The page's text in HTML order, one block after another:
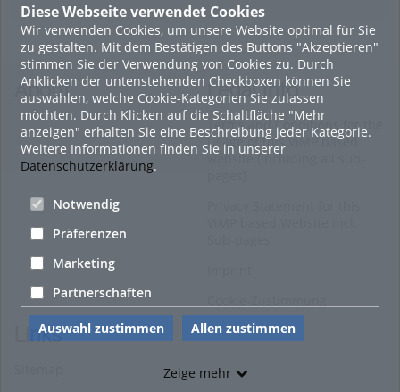
Diese Webseite verwendet Cookies
Wir verwenden Cookies, um unsere Website optimal für Sie
zu gestalten. Mit dem Bestätigen des Buttons "Akzeptieren"
stimmen Sie der Verwendung von Cookies zu. Durch
Anklicken der untenstehenden Checkboxen können Sie
auswählen, welche Cookie-Kategorien Sie zulassen
möchten. Durch Klicken auf die Schaltfläche "Mehr
anzeigen" erhalten Sie eine Beschreibung jeder Kategorie.
Weitere Informationen finden Sie in unserer
Datenschutzerklärung.
Notwendig
Präferenzen
Marketing
Partnerschaften
Auswahl zustimmen Allen zustimmen
Zeige mehr
9. Oktober 2018
Sportiver und erholsamer Herbst-Urlaub in Kärntens 4-
Seenlandschaft
IMAGO
13. November 2017
Familienfreundliches Pistenglück am Millstätter See
About Legal Info
Terms and Conditions for the
Usage of this ViMP based
website (including all sub-
Links